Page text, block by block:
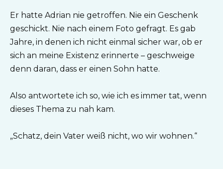
Er hatte Adrian nie getroffen. Nie ein Geschenk
geschickt. Nie nach einem Foto gefragt. Es gab
Jahre, in denen ich nicht einmal sicher war, ob er
sich an meine Existenz erinnerte – geschweige
denn daran, dass er einen Sohn hatte.
Also antwortete ich so, wie ich es immer tat, wenn
dieses Thema zu nah kam.
„Schatz, dein Vater weiß nicht, wo wir wohnen.“